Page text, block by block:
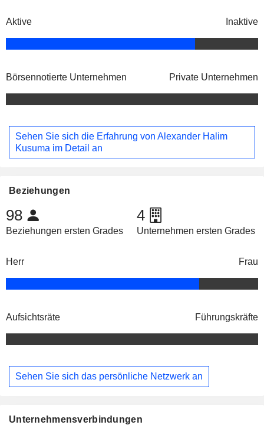
Aktive Inaktive
Börsennotierte Unternehmen Private Unternehmen
Sehen Sie sich die Erfahrung von Alexander Halim
Kusuma im Detail an
Beziehungen
98
Beziehungen ersten Grades
4
Unternehmen ersten Grades
Herr Frau
Aufsichtsräte Führungskräfte
Sehen Sie sich das persönliche Netzwerk an
Unternehmensverbindungen